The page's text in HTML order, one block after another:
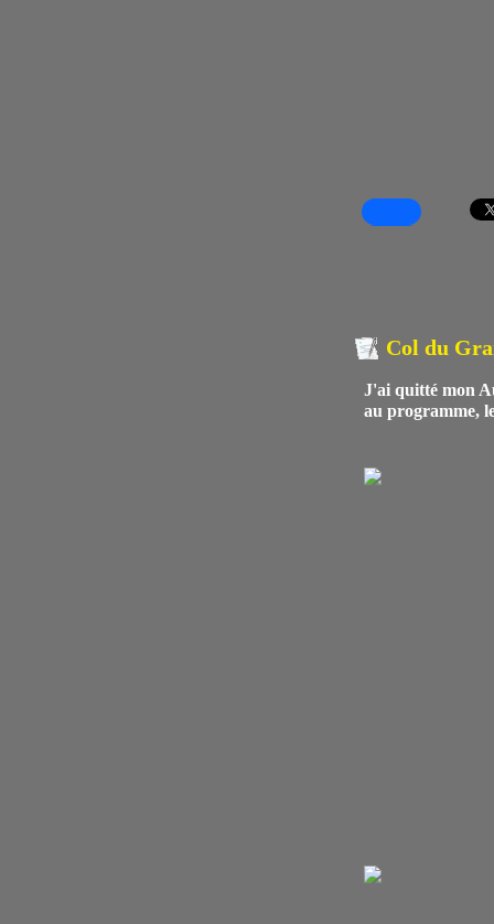
Col du
J'ai quitté mon
au programme,